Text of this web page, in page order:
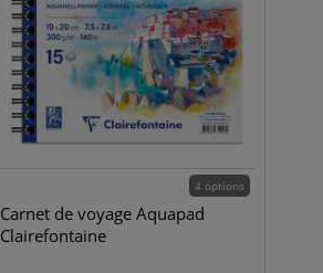
4 options
Carnet de voyage Aquapad
Clairefontaine